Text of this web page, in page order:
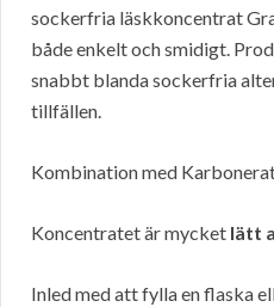
sockerfria läskkoncentrat
både enkelt och smidigt.
snabbt blanda sockerfria
tillfällen.
Kombination med
Koncentratet är mycket lätt
Inled med att fylla en flaska